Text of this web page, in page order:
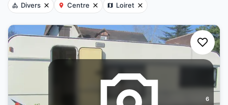
Divers Centre Loiret
6